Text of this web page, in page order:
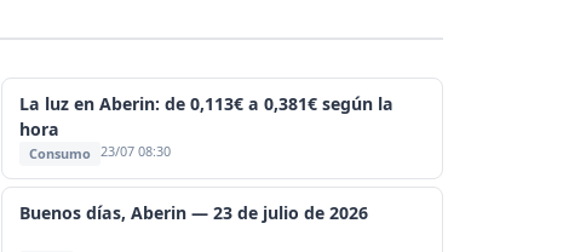
La luz en Aberin: de 0,113€ a 0,381€ según la
hora
Consumo 23/07 08:30
Buenos días, Aberin — 23 de julio de 2026